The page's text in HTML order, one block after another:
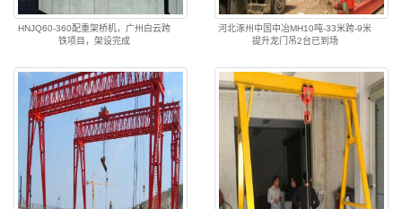
HNJQ60-360配重架桥机，广州白云跨
铁项目，架设完成
河北涿州中国中冶MH10吨-33米跨-9米
提升龙门吊2台已到场